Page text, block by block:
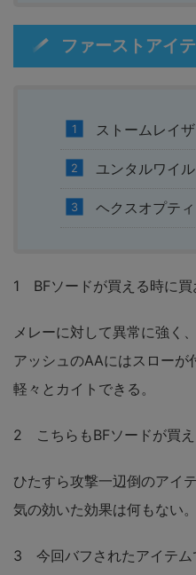
ファーストアイ
ストームレイ
ユンタルワイ
ヘクスオプテ
1 BFソードが買える時に買
メレーに対して異常に強く、
アッシュのAAにはスローが
軽々とカイトできる。
2 こちらもBFソードが買え
ひたすら攻撃一辺倒のアイテ
気の効いた効果は何もない。
3 今回バフされたアイテム